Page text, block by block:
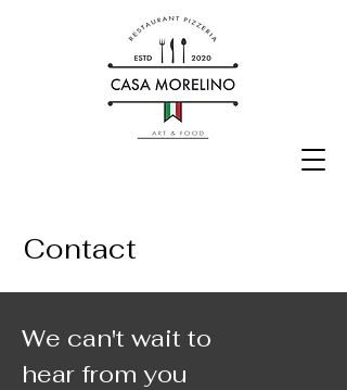
Contact
We can't wait to
hear from you